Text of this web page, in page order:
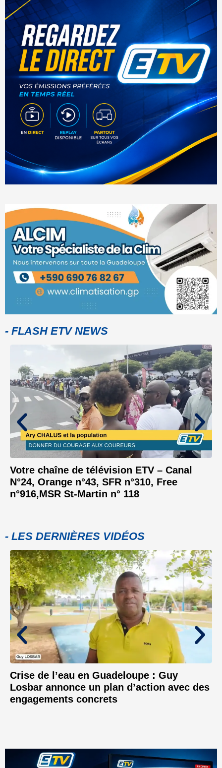
- FLASH ETV NEWS
Votre chaîne de télévision ETV – Canal
N°24, Orange n°43, SFR n°310, Free
n°916,MSR St-Martin n° 118
- LES DERNIÈRES VIDÉOS
Crise de l’eau en Guadeloupe : Guy
Losbar annonce un plan d’action avec des
engagements concrets